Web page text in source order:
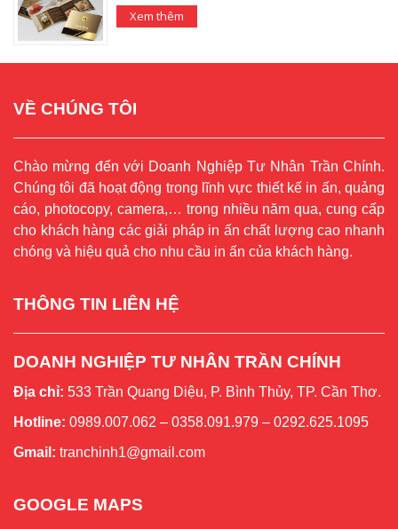
Xem thêm
VỀ CHÚNG TÔI
Chào mừng đến với Doanh Nghiệp Tư Nhân Trần Chính.
Chúng tôi đã hoạt động trong lĩnh vực thiết kế in ấn, quảng
cáo, photocopy, camera,… trong nhiều năm qua, cung cấp
cho khách hàng các giải pháp in ấn chất lượng cao nhanh
chóng và hiệu quả cho nhu cầu in ấn của khách hàng.
THÔNG TIN LIÊN HỆ
DOANH NGHIỆP TƯ NHÂN TRẦN CHÍNH
Địa chỉ: 533 Trần Quang Diệu, P. Bình Thủy, TP. Cần Thơ.
Hotline: 0989.007.062 – 0358.091.979 – 0292.625.1095
Gmail: tranchinh1@gmail.com
GOOGLE MAPS